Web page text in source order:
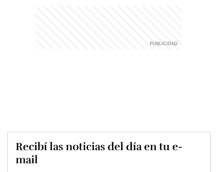
Recibí las noticias del día en tu e-
mail